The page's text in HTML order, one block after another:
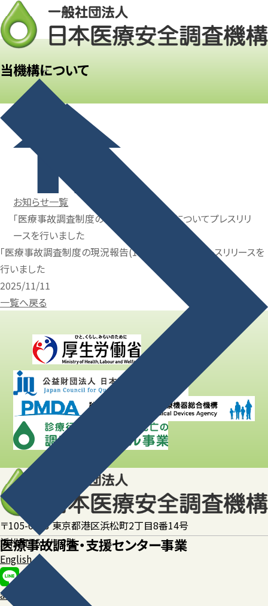
当機構について
医療事故調査・支援センター事業
お知らせ
お知らせ一覧
「医療事故調査制度の現況報告(10月)」についてプレスリリ
ースを行いました
「医療事故調査制度の現況報告(10月)」についてプレスリリースを
行いました
2025/11/11
一覧へ戻る
〒105-0013 東京都港区浜松町2丁目8番14号
浜松町TSビル 2階
English
anなび登録